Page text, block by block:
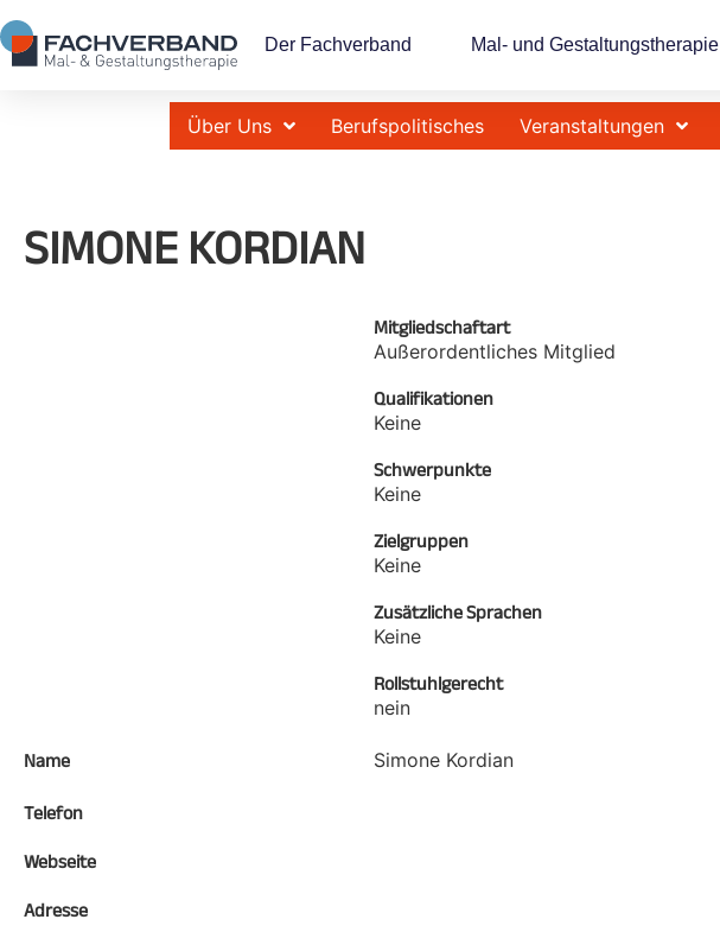
Der Fachverband Mal- und Gestaltungstherapie
Über Uns Berufspolitisches Veranstaltungen
SIMONE KORDIAN
Mitgliedschaftart
Außerordentliches Mitglied
Qualifikationen
Keine
Schwerpunkte
Keine
Zielgruppen
Keine
Zusätzliche Sprachen
Keine
Rollstuhlgerecht
nein
Name Simone Kordian
Telefon
Webseite
Adresse